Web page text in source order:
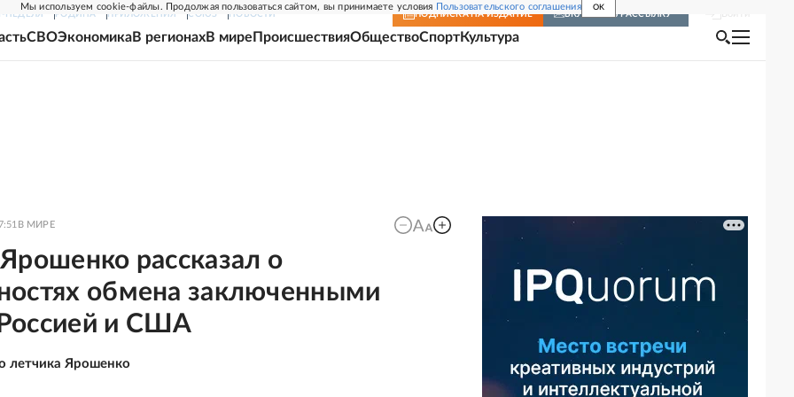
Мы используем cookie-файлы. Продолжая пользоваться сайтом, вы принимаете условия Пользовательского соглашения OK
НЕДЕЛЯ РОДИНА ПРИЛОЖЕНИЯ СОЮЗ НОВОСТИ ПОДПИСКА НА ИЗДАНИЕ ВКЛЮЧИТЬ РАССЫЛКУ
СВОЭкономикаВ регионахВ мире ПроисшествияОбществоСпортКультура
В МИРЕ
рассказал о
обмена заключенными
и США
летчика Ярошенко